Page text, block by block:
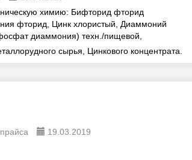
химию: Бифторид фторид
фторид, Цинк хлористый, Диаммоний
диаммония) техн./пищевой,
кормовой/техн., Перекись водорода
сырья, Цинкового концентрата.
19.03.2019